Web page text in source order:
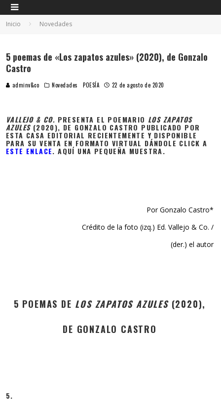
Inicio Novedades
5 poemas de «Los zapatos azules» (2020), de Gonzalo
Castro
adminv&co Novedades POESÍA 22 de agosto de 2020
VALLEJO & CO. PRESENTA EL POEMARIO LOS ZAPATOS
AZULES(2020), DE GONZALO CASTRO PUBLICADO POR
ESTA CASA EDITORIAL RECIENTEMENTE Y DISPONIBLE
PARA SU VENTA EN FORMATO VIRTUAL DÁNDOLE CLICK A
ESTE ENLACE. AQUÍ UNA PEQUEÑA MUESTRA.
Por Gonzalo Castro*
Crédito de la foto (izq.) Ed. Vallejo & Co. /
(der.) el autor
5 POEMAS DE LOS ZAPATOS AZULES(2020),
DE GONZALO CASTRO
5.